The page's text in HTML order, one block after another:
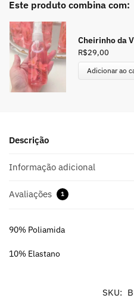
Este produto combina com:
Cheirinho da
R$29,00
Adicionar ao
Descrição
Informação adicional
Avaliações 1
90% Poliamida
10% Elastano
SKU: